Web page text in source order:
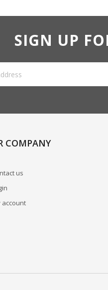
SIGN UP
COMPANY
us
account